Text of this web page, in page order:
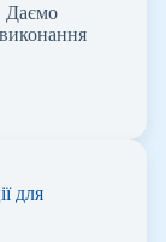
Даємо
виконання
для